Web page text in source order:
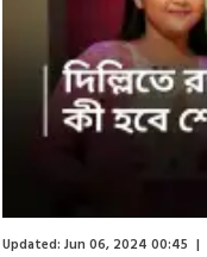
Updated: Jun 06, 2024 00:45 |